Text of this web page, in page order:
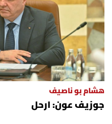
هشام بو ناصيف
جوزيف عون: ارحل